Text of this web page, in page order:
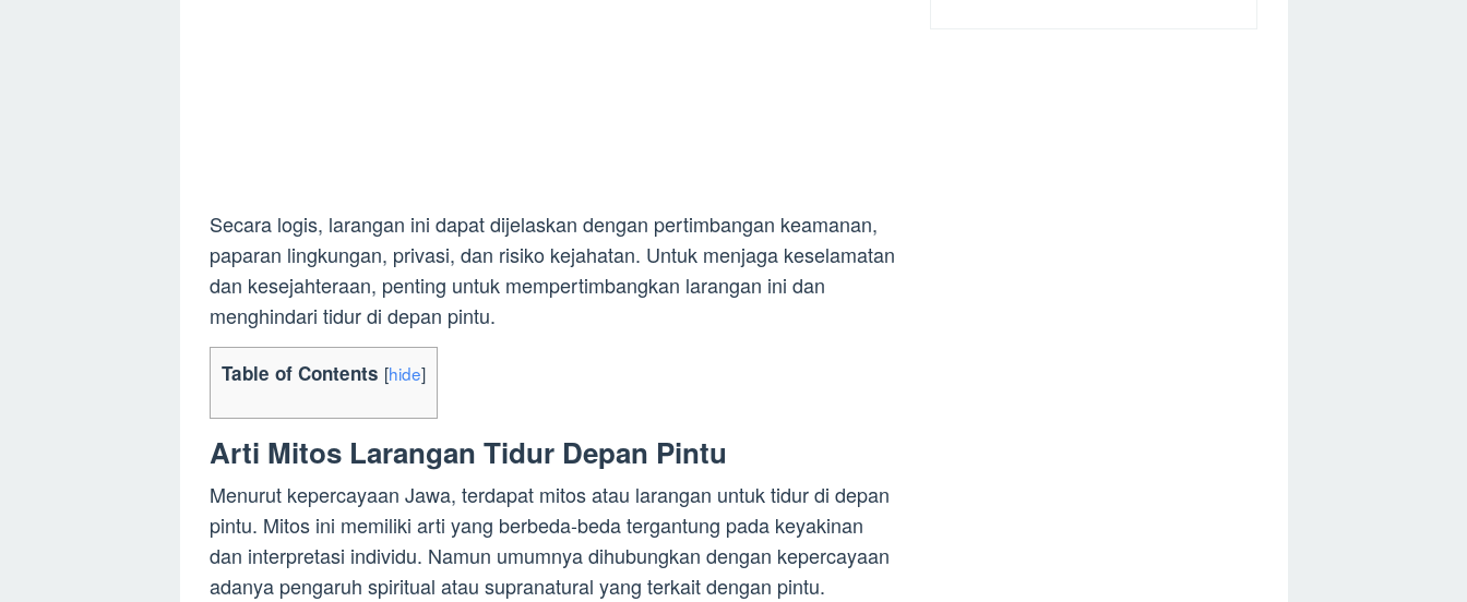
Secara logis, larangan ini dapat dijelaskan dengan pertimbangan keamanan,
paparan lingkungan, privasi, dan risiko kejahatan. Untuk menjaga keselamatan
dan kesejahteraan, penting untuk mempertimbangkan larangan ini dan
menghindari tidur di depan pintu.
Table of Contents [hide]
Arti Mitos Larangan Tidur Depan Pintu
Menurut kepercayaan Jawa, terdapat mitos atau larangan untuk tidur di depan
pintu. Mitos ini memiliki arti yang berbeda-beda tergantung pada keyakinan
dan interpretasi individu. Namun umumnya dihubungkan dengan kepercayaan
adanya pengaruh spiritual atau supranatural yang terkait dengan pintu.